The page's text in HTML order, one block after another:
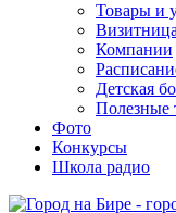
Товары и
Визитница
Компании
Детская
Полезные
Фото
Конкурсы
Школа радио